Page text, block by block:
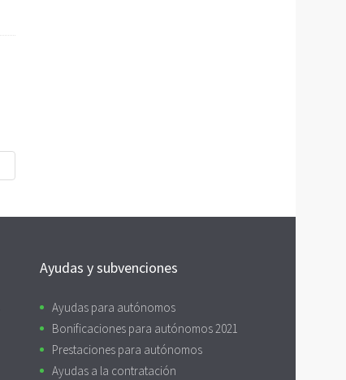
Ayudas y subvenciones
Ayudas para autónomos
Bonificaciones para autónomos 2021
Prestaciones para autónomos
Ayudas a la contratación